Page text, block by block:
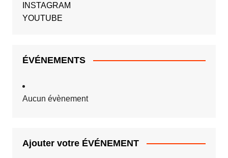
INSTAGRAM
YOUTUBE
ÉVÉNEMENTS
Aucun évènement
Ajouter votre ÉVÉNEMENT